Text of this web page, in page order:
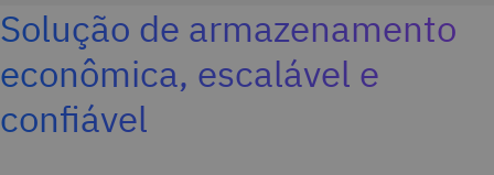
Solução de armazenamento
econômica, escalável e
confiável